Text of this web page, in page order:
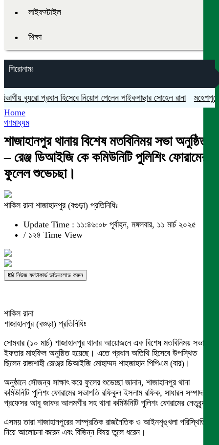
লাইফস্টাইল
শিক্ষা
শিরোনামঃ
ব্যুরো প্রধান হিসেবে নিয়োগ পেলেন পাইকগাছার সোহেল রানা মহেশপুরে
Home
গণমাধ্যম
শাজাহানপুর থানায় বিশেষ মতবিনিময় সভা অনুষ্ঠিত
– রেঞ্জ ডিআইজি কে কমিউনিটি পুলিশিং ফোরামের
ফুলেল শুভেচছা।
শাকিল রানা শাজাহানপুর (বগুড়া) প্রতিনিধিঃ
Update Time : ১১:৪৬:০৮ পূর্বাহ্ন, মঙ্গলবার, ১১ মার্চ ২০২৫
/ ১২৪ Time View
📸 নিউজ ফটোকার্ড ডাউনলোড করুন
শাকিল রানা
শাজাহানপুর (বগুড়া) প্রতিনিধিঃ
সোমবার (১০ মার্চ) শাজাহানপুর থানার আয়োজনে এক বিশেষ মতবিনিময় সভা ও
ইফতার মাহফিল অনুষ্ঠিত হয়েছে। এতে প্রধান অতিথি হিসেবে উপস্থিত
ছিলেন রাজশাহী রেঞ্জের ডিআইজি মোহাম্মদ শাহজাহান পিপিএম (বার)।
অনুষ্ঠানে সৌজন্য সাক্ষাৎ করে ফুলের শুভেচ্ছা জানান, শাজাহানপুর থানা
কমিউনিটি পুলিশং ফোরামের সভাপতি রফিকুল ইসলাম রফিক, সাধারন সম্পাদক
প্রফেসর আবু জাফর আলমগীর সহ থানা কমিউনিটি পুলিশং ফোরামের নেতৃবৃন্দ।
এসময় তারা শাজাহানপুরের সাম্প্রতিক রাজনৈতিক ও আইনশৃঙ্খলা পরিস্থিতি
নিয়ে আলোচনা করেন এবং বিভিন্ন বিষয় তুলে ধরেন।